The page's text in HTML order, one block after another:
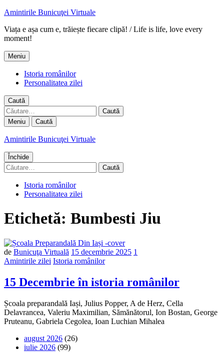
Amintirile Bunicuţei Virtuale
Viața e așa cum e, trăiește fiecare clipă! / Life is life, love every
moment!
Meniu
Istoria românilor
Personalitatea zilei
Caută
Caută
după:
Meniu Caută
Amintirile Bunicuţei Virtuale
Închide
Caută
după:
Istoria românilor
Personalitatea zilei
Etichetă: Bumbesti Jiu
de Bunicuţa Virtuală 15 decembrie 2025 1
Amintirile zilei Istoria românilor
15 Decembrie în istoria românilor
Școala preparandală Iași, Julius Popper, A de Herz, Cella
Delavrancea, Valeriu Maximilian, Sămănătorul, Ion Bostan, George
Pruteanu, Gabriela Cegolea, Ioan Luchian Mihalea
august 2026 (26)
iulie 2026 (99)